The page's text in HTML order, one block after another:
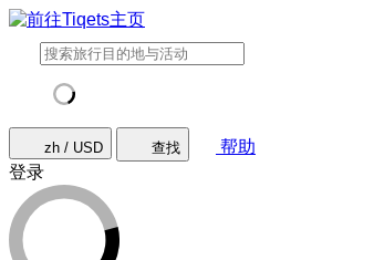
zh / USD 查找
帮助
登录